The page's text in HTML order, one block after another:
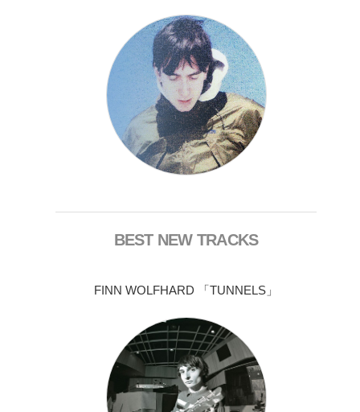
BEST NEW TRACKS
FINN WOLFHARD 「TUNNELS」